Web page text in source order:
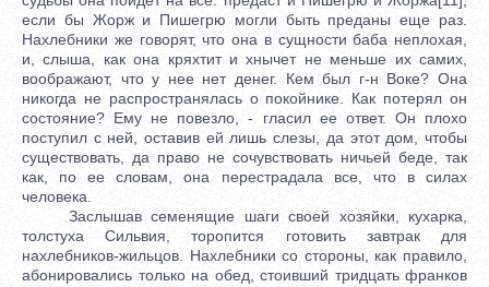
если бы Жорж и Пишегрю могли быть преданы еще раз.
Нахлебники же говорят, что она в сущности баба неплохая,
и, слыша, как она кряхтит и хнычет не меньше их самих,
воображают, что у нее нет денег. Кем был г-н Воке? Она
никогда не распространялась о покойнике. Как потерял он
состояние? Ему не повезло, - гласил ее ответ. Он плохо
поступил с ней, оставив ей лишь слезы, да этот дом, чтобы
существовать, да право не сочувствовать ничьей беде, так
как, по ее словам, она перестрадала все, что в силах
человека.
Заслышав семенящие шаги своей хозяйки, кухарка,
толстуха Сильвия, торопится готовить завтрак для
нахлебников-жильцов. Нахлебники со стороны, как правило,
абонировались только на обед, стоивший тридцать франков